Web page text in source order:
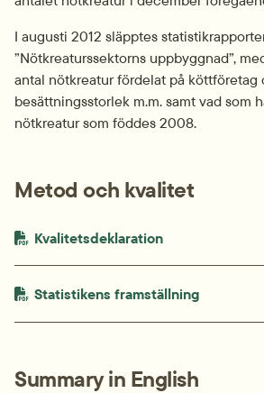
I augusti 2012 släpptes
”Nötkreaturssektorns uppbyggnad”,
antal nötkreatur fördelat på köttföretag
besättningsstorlek m.m. samt vad som
nötkreatur som föddes 2008.
Metod och kvalitet
PDF-fil.
Kvalitetsdeklarationpdf, 664.2 kB.
PDF-fil.
Statistikens framställningpdf, 483.5
Summary in English